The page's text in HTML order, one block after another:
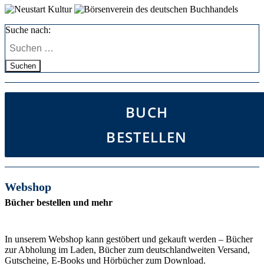
Suche nach:
Suchen
BUCH
BESTELLEN
Webshop
Bücher bestellen und mehr
In unserem Webshop kann gestöbert und gekauft werden – Bücher
zur Abholung im Laden, Bücher zum deutschlandweiten Versand,
Gutscheine, E-Books und Hörbücher zum Download.